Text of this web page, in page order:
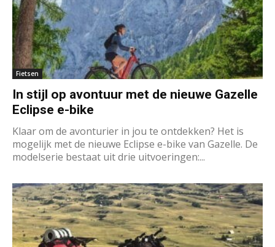
Fietsen
In stijl op avontuur met de nieuwe Gazelle
Eclipse e-bike
Klaar om de avonturier in jou te ontdekken? Het is
mogelijk met de nieuwe Eclipse e-bike van Gazelle. De
modelserie bestaat uit drie uitvoeringen:...